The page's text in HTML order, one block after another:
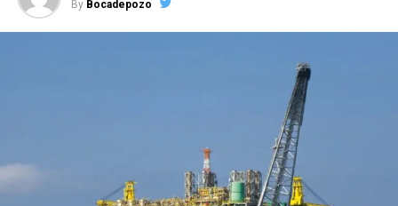
By Bocadepozo